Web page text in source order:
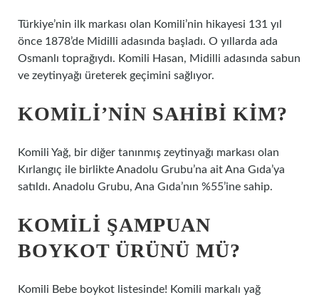
Türkiye’nin ilk markası olan Komili’nin hikayesi 131 yıl
önce 1878’de Midilli adasında başladı. O yıllarda ada
Osmanlı toprağıydı. Komili Hasan, Midilli adasında sabun
ve zeytinyağı üreterek geçimini sağlıyor.
KOMILI’NIN SAHIBI KIM?
Komili Yağ, bir diğer tanınmış zeytinyağı markası olan
Kırlangıç ​​ile birlikte Anadolu Grubu’na ait Ana Gıda’ya
satıldı. Anadolu Grubu, Ana Gıda’nın %55’ine sahip.
KOMILI ŞAMPUAN
BOYKOT ÜRÜNÜ MÜ?
Komili Bebe boykot listesinde! Komili markalı yağ